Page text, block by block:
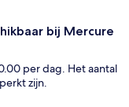
bij Mercure
per dag. Het aantal
zijn.